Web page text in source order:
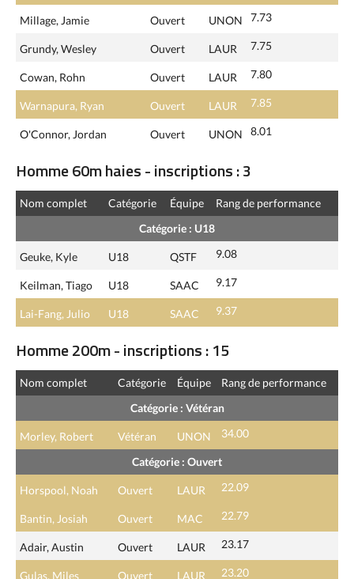
Millage, Jamie Ouvert UNON 7.73
Grundy, Wesley Ouvert LAUR 7.75
Cowan, Rohn Ouvert LAUR 7.80
Warnapura, Ryan Ouvert LAUR 7.85
O'Connor, Jordan Ouvert UNON 8.01
Homme 60m haies - inscriptions : 3
Nom complet Catégorie Équipe
Rang de performance
Catégorie : U18
Geuke, Kyle U18 QSTF 9.08
Keilman, Tiago U18 SAAC 9.17
Lai-Fang, Julio U18 SAAC 9.37
Homme 200m - inscriptions : 15
Nom complet Catégorie Équipe
Rang de performance
Catégorie : Vétéran
Morley, Robert Vétéran UNON 34.00
Catégorie : Ouvert
Horspool, Noah Ouvert LAUR 22.09
Bantin, Josiah Ouvert MAC 22.79
Adair, Austin Ouvert LAUR 23.17
Gulas, Miles Ouvert LAUR 23.20